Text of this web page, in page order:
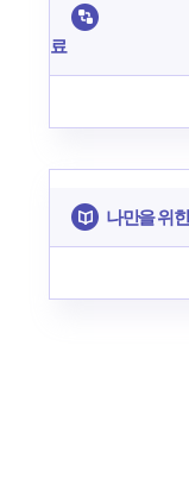
료
나만을 위